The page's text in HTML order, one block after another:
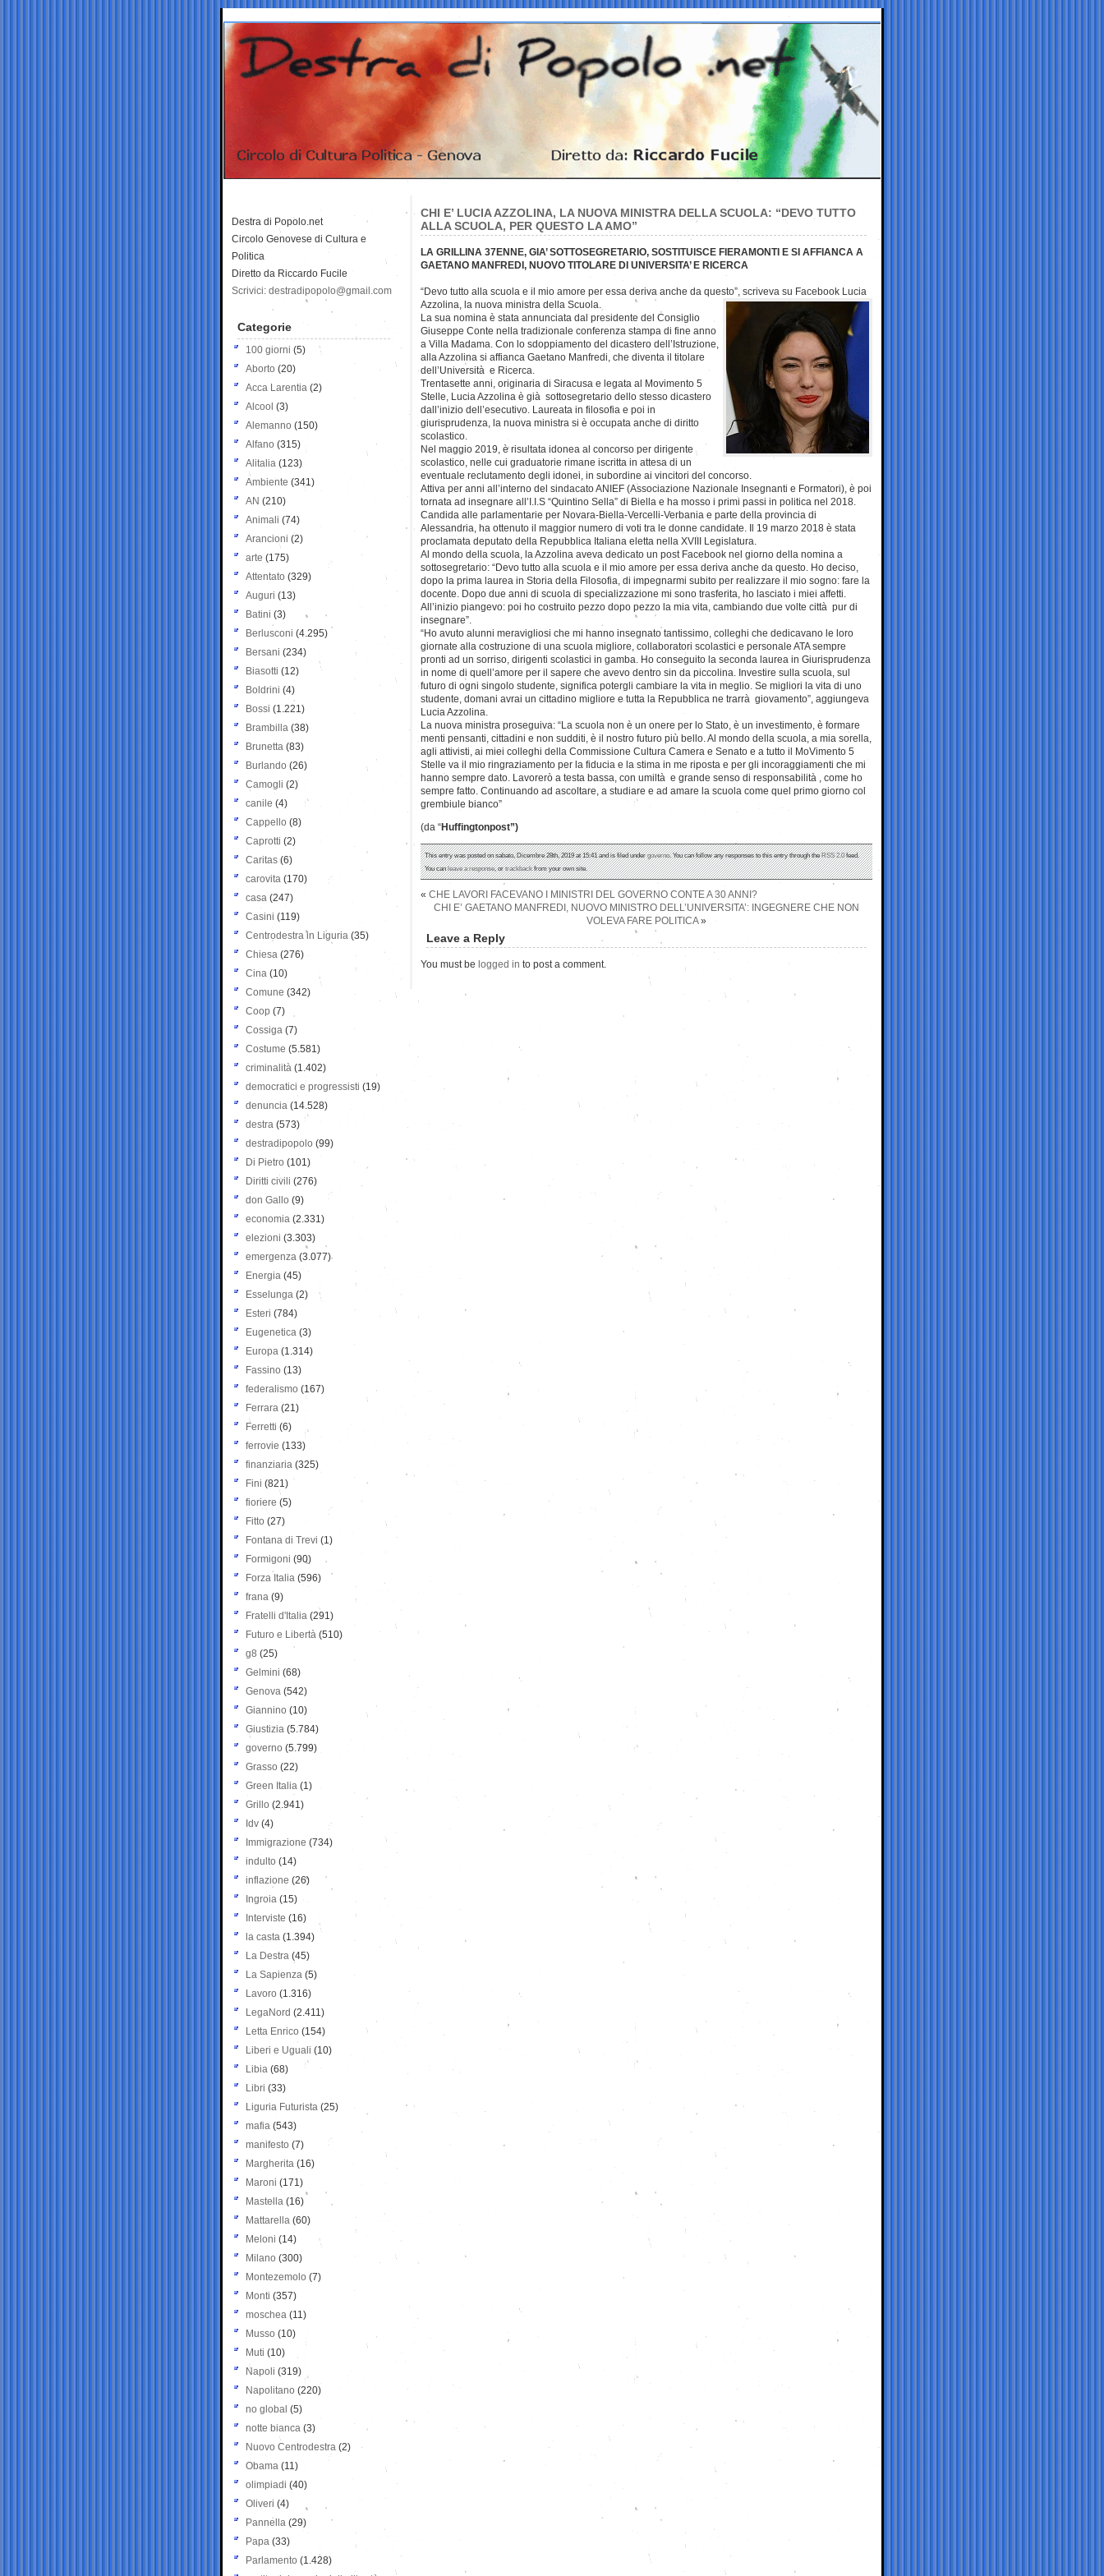
CHI E’ LUCIA AZZOLINA, LA NUOVA MINISTRA DELLA SCUOLA: “DEVO TUTTO
ALLA SCUOLA, PER QUESTO LA AMO”
LA GRILLINA 37ENNE, GIA’ SOTTOSEGRETARIO, SOSTITUISCE FIERAMONTI E SI AFFIANCA A
GAETANO MANFREDI, NUOVO TITOLARE DI UNIVERSITA’ E RICERCA
“Devo tutto alla scuola e il mio amore per essa deriva anche da questo”, scriveva su Facebook Lucia
Azzolina, la nuova ministra della Scuola.
La sua nomina è stata annunciata dal presidente del Consiglio
Giuseppe Conte nella tradizionale conferenza stampa di fine anno
a Villa Madama. Con lo sdoppiamento del dicastero dell’Istruzione,
alla Azzolina si affianca Gaetano Manfredi, che diventa il titolare
dell’Università e Ricerca.
Trentasette anni, originaria di Siracusa e legata al Movimento 5
Stelle, Lucia Azzolina è già sottosegretario dello stesso dicastero
dall’inizio dell’esecutivo. Laureata in filosofia e poi in
giurisprudenza, la nuova ministra si è occupata anche di diritto
scolastico.
Nel maggio 2019, è risultata idonea al concorso per dirigente
scolastico, nelle cui graduatorie rimane iscritta in attesa di un
eventuale reclutamento degli idonei, in subordine ai vincitori del concorso.
Attiva per anni all’interno del sindacato ANIEF (Associazione Nazionale Insegnanti e Formatori), è poi
tornata ad insegnare all’I.I.S “Quintino Sella” di Biella e ha mosso i primi passi in politica nel 2018.
Candida alle parlamentarie per Novara-Biella-Vercelli-Verbania e parte della provincia di
Alessandria, ha ottenuto il maggior numero di voti tra le donne candidate. Il 19 marzo 2018 è stata
proclamata deputato della Repubblica Italiana eletta nella XVIII Legislatura.
Al mondo della scuola, la Azzolina aveva dedicato un post Facebook nel giorno della nomina a
sottosegretario: “Devo tutto alla scuola e il mio amore per essa deriva anche da questo. Ho deciso,
dopo la prima laurea in Storia della Filosofia, di impegnarmi subito per realizzare il mio sogno: fare la
docente. Dopo due anni di scuola di specializzazione mi sono trasferita, ho lasciato i miei affetti.
All’inizio piangevo: poi ho costruito pezzo dopo pezzo la mia vita, cambiando due volte città pur di
insegnare”.
“Ho avuto alunni meravigliosi che mi hanno insegnato tantissimo, colleghi che dedicavano le loro
giornate alla costruzione di una scuola migliore, collaboratori scolastici e personale ATA sempre
pronti ad un sorriso, dirigenti scolastici in gamba. Ho conseguito la seconda laurea in Giurisprudenza
in nome di quell’amore per il sapere che avevo dentro sin da piccolina. Investire sulla scuola, sul
futuro di ogni singolo studente, significa potergli cambiare la vita in meglio. Se migliori la vita di uno
studente, domani avrai un cittadino migliore e tutta la Repubblica ne trarrà giovamento”, aggiungeva
Lucia Azzolina.
La nuova ministra proseguiva: “La scuola non è un onere per lo Stato, è un investimento, è formare
menti pensanti, cittadini e non sudditi, è il nostro futuro più bello. Al mondo della scuola, a mia sorella,
agli attivisti, ai miei colleghi della Commissione Cultura Camera e Senato e a tutto il MoVimento 5
Stelle va il mio ringraziamento per la fiducia e la stima in me riposta e per gli incoraggiamenti che mi
hanno sempre dato. Lavorerò a testa bassa, con umiltà e grande senso di responsabilità , come ho
sempre fatto. Continuando ad ascoltare, a studiare e ad amare la scuola come quel primo giorno col
grembiule bianco”
(da “Huffingtonpost”)
This entry was posted on sabato, Dicembre 28th, 2019 at 15:41 and is filed undergoverno. You can follow any responses to this entry through theRSS 2.0feed.
You canleave a response, ortrackbackfrom your own site.
« CHE LAVORI FACEVANO I MINISTRI DEL GOVERNO CONTE A 30 ANNI?
CHI E’ GAETANO MANFREDI, NUOVO MINISTRO DELL’UNIVERSITA’: INGEGNERE CHE NON
VOLEVA FARE POLITICA»
Leave a Reply
You must be logged in to post a comment.
Destra di Popolo.net
Circolo Genovese di Cultura e
Politica
Diretto da Riccardo Fucile
Scrivici: destradipopolo@gmail.com
Categorie
100 giorni (5)
Aborto (20)
Acca Larentia (2)
Alcool (3)
Alemanno (150)
Alfano (315)
Alitalia (123)
Ambiente (341)
AN (210)
Animali (74)
Arancioni (2)
arte (175)
Attentato (329)
Auguri (13)
Batini (3)
Berlusconi (4.295)
Bersani (234)
Biasotti (12)
Boldrini (4)
Bossi (1.221)
Brambilla (38)
Brunetta (83)
Burlando (26)
Camogli (2)
canile (4)
Cappello (8)
Caprotti (2)
Caritas (6)
carovita (170)
casa (247)
Casini (119)
Centrodestra in Liguria (35)
Chiesa (276)
Cina (10)
Comune (342)
Coop (7)
Cossiga (7)
Costume (5.581)
criminalità (1.402)
democratici e progressisti (19)
denuncia (14.528)
destra (573)
destradipopolo (99)
Di Pietro (101)
Diritti civili (276)
don Gallo (9)
economia (2.331)
elezioni (3.303)
emergenza (3.077)
Energia (45)
Esselunga (2)
Esteri (784)
Eugenetica (3)
Europa (1.314)
Fassino (13)
federalismo (167)
Ferrara (21)
Ferretti (6)
ferrovie (133)
finanziaria (325)
Fini (821)
fioriere (5)
Fitto (27)
Fontana di Trevi (1)
Formigoni (90)
Forza Italia (596)
frana (9)
Fratelli d'Italia (291)
Futuro e Libertà (510)
g8 (25)
Gelmini (68)
Genova (542)
Giannino (10)
Giustizia (5.784)
governo (5.799)
Grasso (22)
Green Italia (1)
Grillo (2.941)
Idv (4)
Immigrazione (734)
indulto (14)
inflazione (26)
Ingroia (15)
Interviste (16)
la casta (1.394)
La Destra (45)
La Sapienza (5)
Lavoro (1.316)
LegaNord (2.411)
Letta Enrico (154)
Liberi e Uguali (10)
Libia (68)
Libri (33)
Liguria Futurista (25)
mafia (543)
manifesto (7)
Margherita (16)
Maroni (171)
Mastella (16)
Mattarella (60)
Meloni (14)
Milano (300)
Montezemolo (7)
Monti (357)
moschea (11)
Musso (10)
Muti (10)
Napoli (319)
Napolitano (220)
no global (5)
notte bianca (3)
Nuovo Centrodestra (2)
Obama (11)
olimpiadi (40)
Oliveri (4)
Pannella (29)
Papa (33)
Parlamento (1.428)